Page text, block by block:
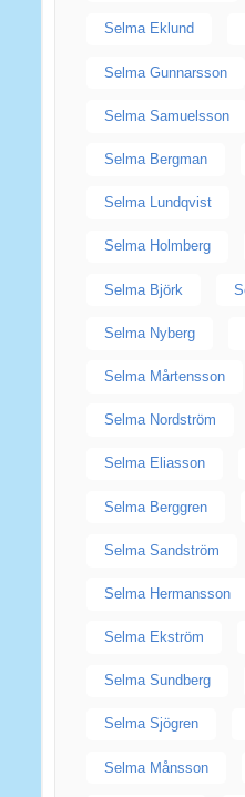
Selma Eklund
Selma Gunnarsson
Selma Samuelsson
Selma Bergman
Selma Lundqvist
Selma Holmberg
Selma Björk
Selma Nyberg
Selma Mårtensson
Selma Nordström
Selma Eliasson
Selma Berggren
Selma Sandström
Selma Hermansson
Selma Ekström
Selma Sundberg
Selma Sjögren
Selma Månsson